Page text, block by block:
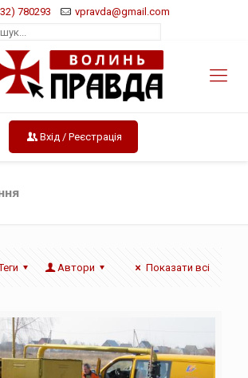
780293 vpravda@gmail.com
Вхід / Реєстрація
Автори Показати всі